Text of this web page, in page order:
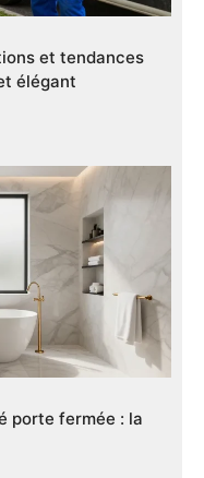
et tendances
élégant
porte fermée : la